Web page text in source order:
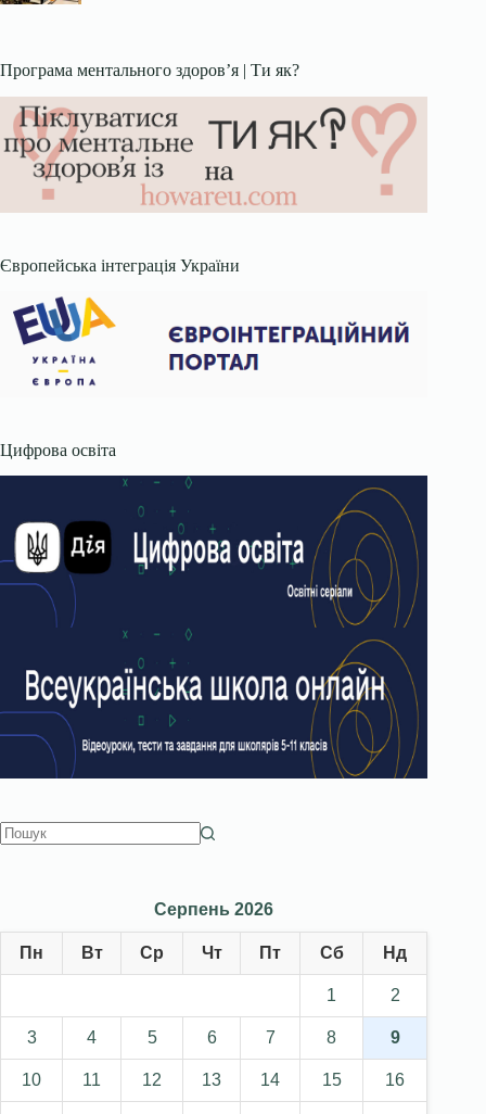
Програма ментального здоров’я | Ти як?
Європейська інтеграція України
Цифрова освіта
Серпень 2026
Пн Вт Ср Чт Пт Сб Нд
1 2
3 4 5 6 7 8 9
10 11 12 13 14 15 16